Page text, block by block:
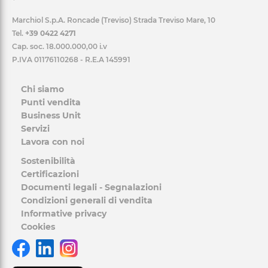
Marchiol S.p.A. Roncade (Treviso) Strada Treviso Mare, 10
Tel. +39 0422 4271
Cap. soc. 18.000.000,00 i.v
P.IVA 01176110268 - R.E.A 145991
Chi siamo
Punti vendita
Business Unit
Servizi
Lavora con noi
Sostenibilità
Certificazioni
Documenti legali - Segnalazioni
Condizioni generali di vendita
Informative privacy
Cookies